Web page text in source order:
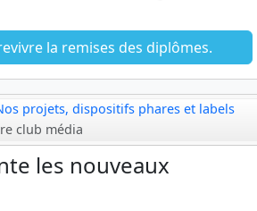
la remises des diplômes.
projets, dispositifs phares et labels
club média
les nouveaux